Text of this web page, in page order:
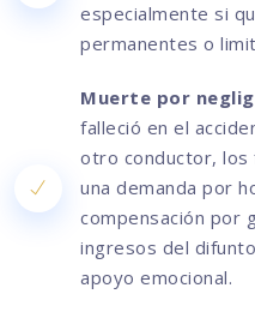
especialmente si
permanentes o
Muerte por
falleció en el
otro conductor, los
una demanda por
compensación por
ingresos del
apoyo emocional.